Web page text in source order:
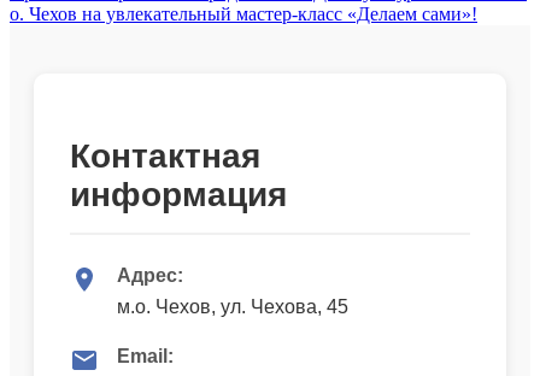
о. Чехов на увлекательный мастер-класс «Делаем сами»!
Контактная
информация
Адрес:
м.о. Чехов, ул. Чехова, 45
Email: